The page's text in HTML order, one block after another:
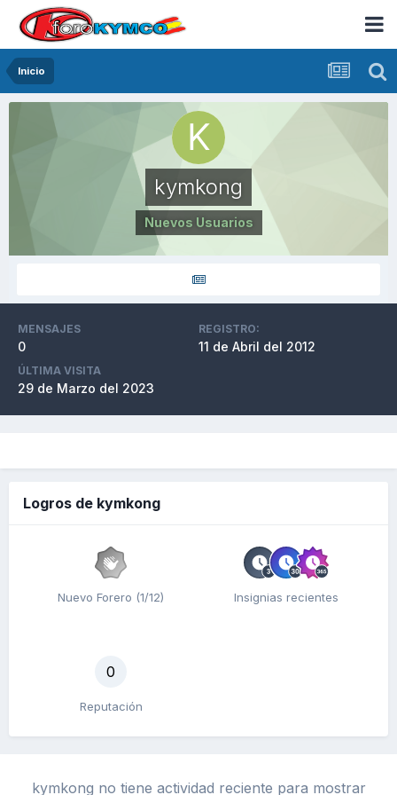
Inicio
kymkong
Nuevos Usuarios
MENSAJES
0
REGISTRO:
11 de Abril del 2012
ÚLTIMA VISITA
29 de Marzo del 2023
Logros de kymkong
Nuevo Forero (1/12) Insignias recientes
0
Reputación
kymkong no tiene actividad reciente para mostrar